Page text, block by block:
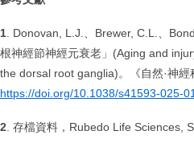
1. Donovan, L.J.、Brewer, C.L.、
根神經節神經元衰老」(Aging and
the dorsal root ganglia)。《自然·神經
https://doi.org/10.1038/s41593-025-
2. 存檔資料，Rubedo Life Sciences,